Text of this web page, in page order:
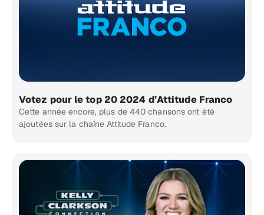
Votez pour le top 20 2024 d’Attitude Franco
Cette année encore, plus de 440 chansons ont été
ajoutées sur la chaîne Attitude Franco.